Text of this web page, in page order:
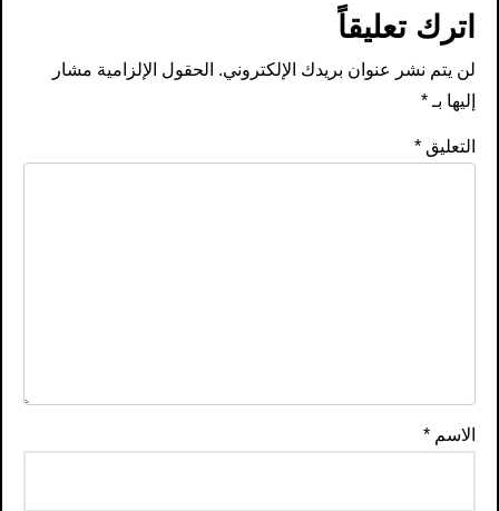
اترك تعليقاً
لن يتم نشر عنوان بريدك الإلكتروني. الحقول الإلزامية مشار
إليها بـ*
التعليق*
الاسم*